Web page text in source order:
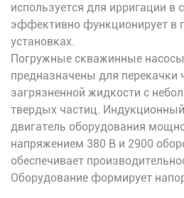
используется для ирригации в
эффективно функционирует в
установках.
Погружные скважинные
предназначены для перекачки
загрязненной жидкости с
твердых частиц.
двигатель оборудования
напряжением 380 В и 2900
обеспечивает
Оборудование формирует